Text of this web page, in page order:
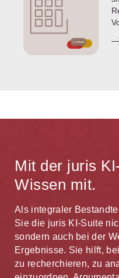
Mit der juris
Wissen mit.
Als integraler
Sie die juris KI-Suite
sondern auch bei der
Ergebnisse. Sie hilft,
zu recherchieren, zu